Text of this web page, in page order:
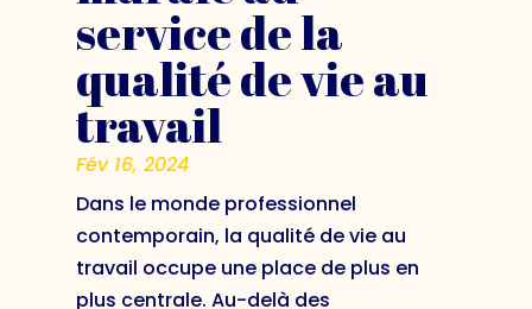
service de la
qualité de vie au
travail
Fév 16, 2024
Dans le monde professionnel
contemporain, la qualité de vie au
travail occupe une place de plus en
plus centrale. Au-delà des